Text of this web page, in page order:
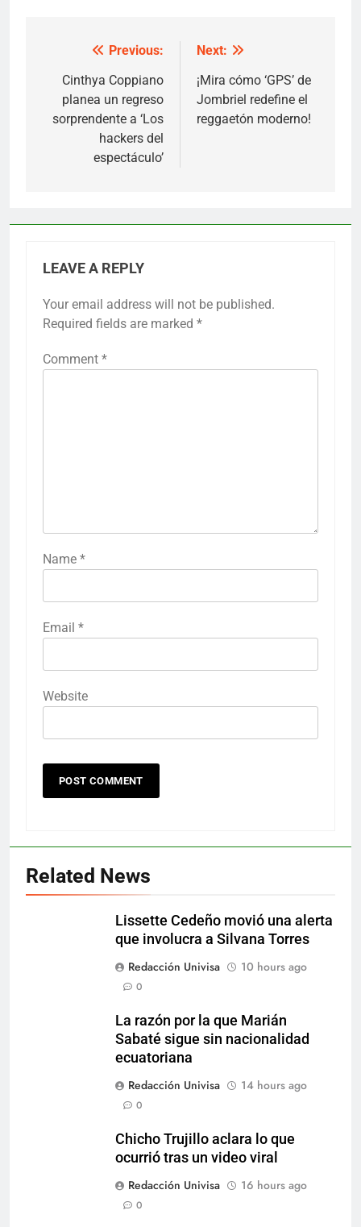
navigation
Previous:
Cinthya Coppiano
planea un regreso
sorprendente a ‘Los
hackers del
espectáculo’
Next:
¡Mira cómo ‘GPS’ de
Jombriel redefine el
reggaetón moderno!
LEAVE A REPLY
Your email address will not be published.
Required fields are marked *
Comment *
Name *
Email *
Website
Related News
Lissette Cedeño movió una alerta
que involucra a Silvana Torres
Redacción Univisa
10 hours ago
0
La razón por la que Marián
Sabaté sigue sin nacionalidad
ecuatoriana
Redacción Univisa
14 hours ago
0
Chicho Trujillo aclara lo que
ocurrió tras un video viral
Redacción Univisa
16 hours ago
0